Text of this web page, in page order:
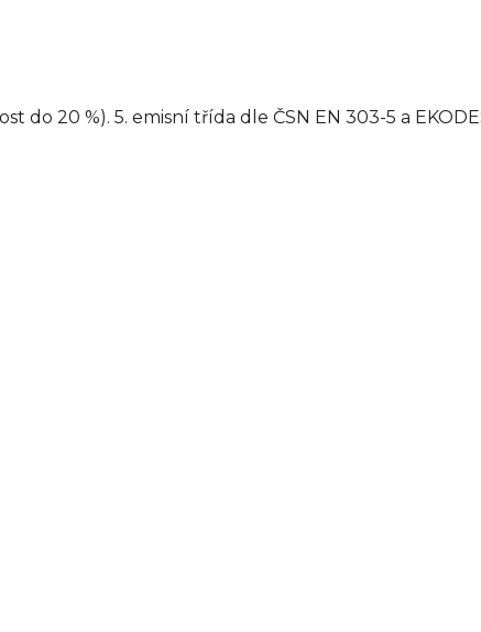
20 %). 5. emisní třída dle ČSN EN 303-5 a